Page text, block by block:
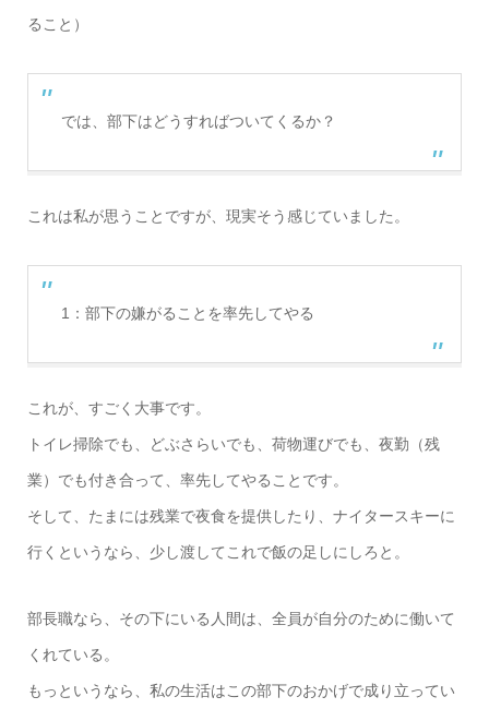
ること）
では、部下はどうすればついてくるか？
これは私が思うことですが、現実そう感じていました。
1：部下の嫌がることを率先してやる
これが、すごく大事です。
トイレ掃除でも、どぶさらいでも、荷物運びでも、夜勤（残
業）でも付き合って、率先してやることです。
そして、たまには残業で夜食を提供したり、ナイタースキーに
行くというなら、少し渡してこれで飯の足しにしろと。
部長職なら、その下にいる人間は、全員が自分のために働いて
くれている。
もっというなら、私の生活はこの部下のおかげで成り立ってい